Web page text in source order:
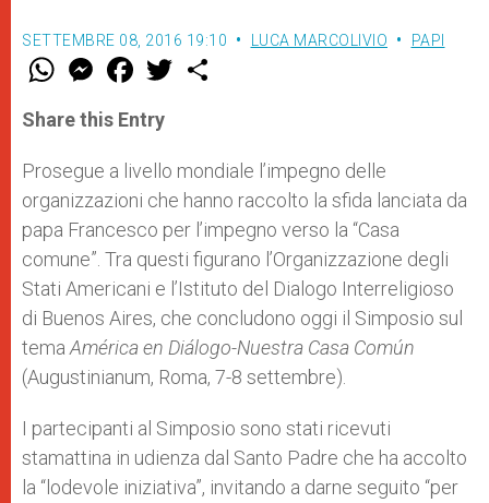
SETTEMBRE 08, 2016 19:10 LUCA MARCOLIVIO PAPI
W
t
s
p
p
M
e
s
e
g
e
r
F
a
e
b
o
k
w
r
Share this Entry
Prosegue a livello mondiale l’impegno delle
organizzazioni che hanno raccolto la sfida lanciata da
papa Francesco per l’impegno verso la “Casa
comune”. Tra questi figurano l’Organizzazione degli
Stati Americani e l’Istituto del Dialogo Interreligioso
di Buenos Aires, che concludono oggi il Simposio sul
tema América en Diálogo-Nuestra Casa Común
(Augustinianum, Roma, 7-8 settembre).
I partecipanti al Simposio sono stati ricevuti
stamattina in udienza dal Santo Padre che ha accolto
la “lodevole iniziativa”, invitando a darne seguito “per